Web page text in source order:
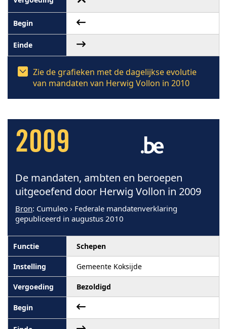
Zie de grafieken met de dagelijkse evolutie
van mandaten van Herwig Vollon in 2010
2009
De mandaten, ambten en beroepen
uitgeoefend door Herwig Vollon in 2009
Bron: Cumuleo › Federale mandatenverklaring
gepubliceerd in augustus 2010
Schepen
Gemeente Koksijde
Bezoldigd